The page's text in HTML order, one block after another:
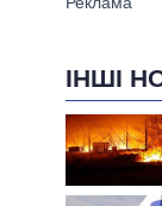
ІНШІ